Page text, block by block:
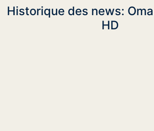
Historique des news:
HD